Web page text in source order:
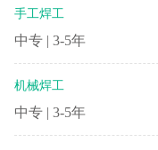
手工焊工
中专 | 3-5年
机械焊工
中专 | 3-5年